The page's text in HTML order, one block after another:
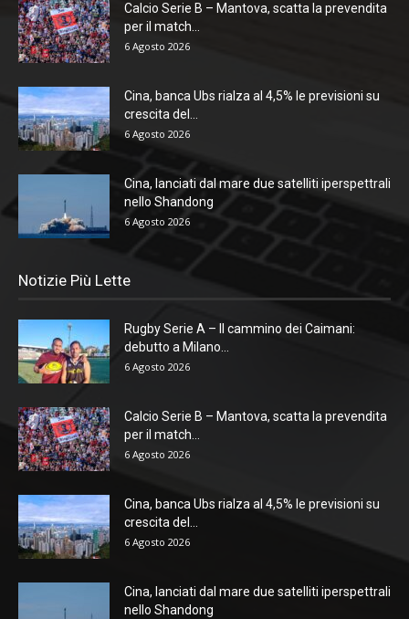
Calcio Serie B – Mantova, scatta la prevendita
per il match...
6 Agosto 2026
Cina, banca Ubs rialza al 4,5% le previsioni su
crescita del...
6 Agosto 2026
Cina, lanciati dal mare due satelliti iperspettrali
nello Shandong
6 Agosto 2026
Notizie Più Lette
Rugby Serie A – Il cammino dei Caimani:
debutto a Milano...
6 Agosto 2026
Calcio Serie B – Mantova, scatta la prevendita
per il match...
6 Agosto 2026
Cina, banca Ubs rialza al 4,5% le previsioni su
crescita del...
6 Agosto 2026
Cina, lanciati dal mare due satelliti iperspettrali
nello Shandong